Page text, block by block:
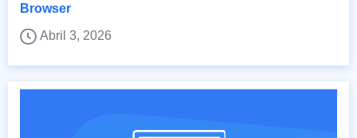
Browser
Abril 3, 2026